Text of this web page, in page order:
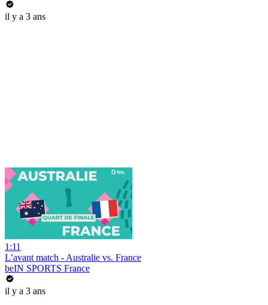
il y a 3 ans
1:11
L’avant match - Australie vs. France
beIN SPORTS France
il y a 3 ans